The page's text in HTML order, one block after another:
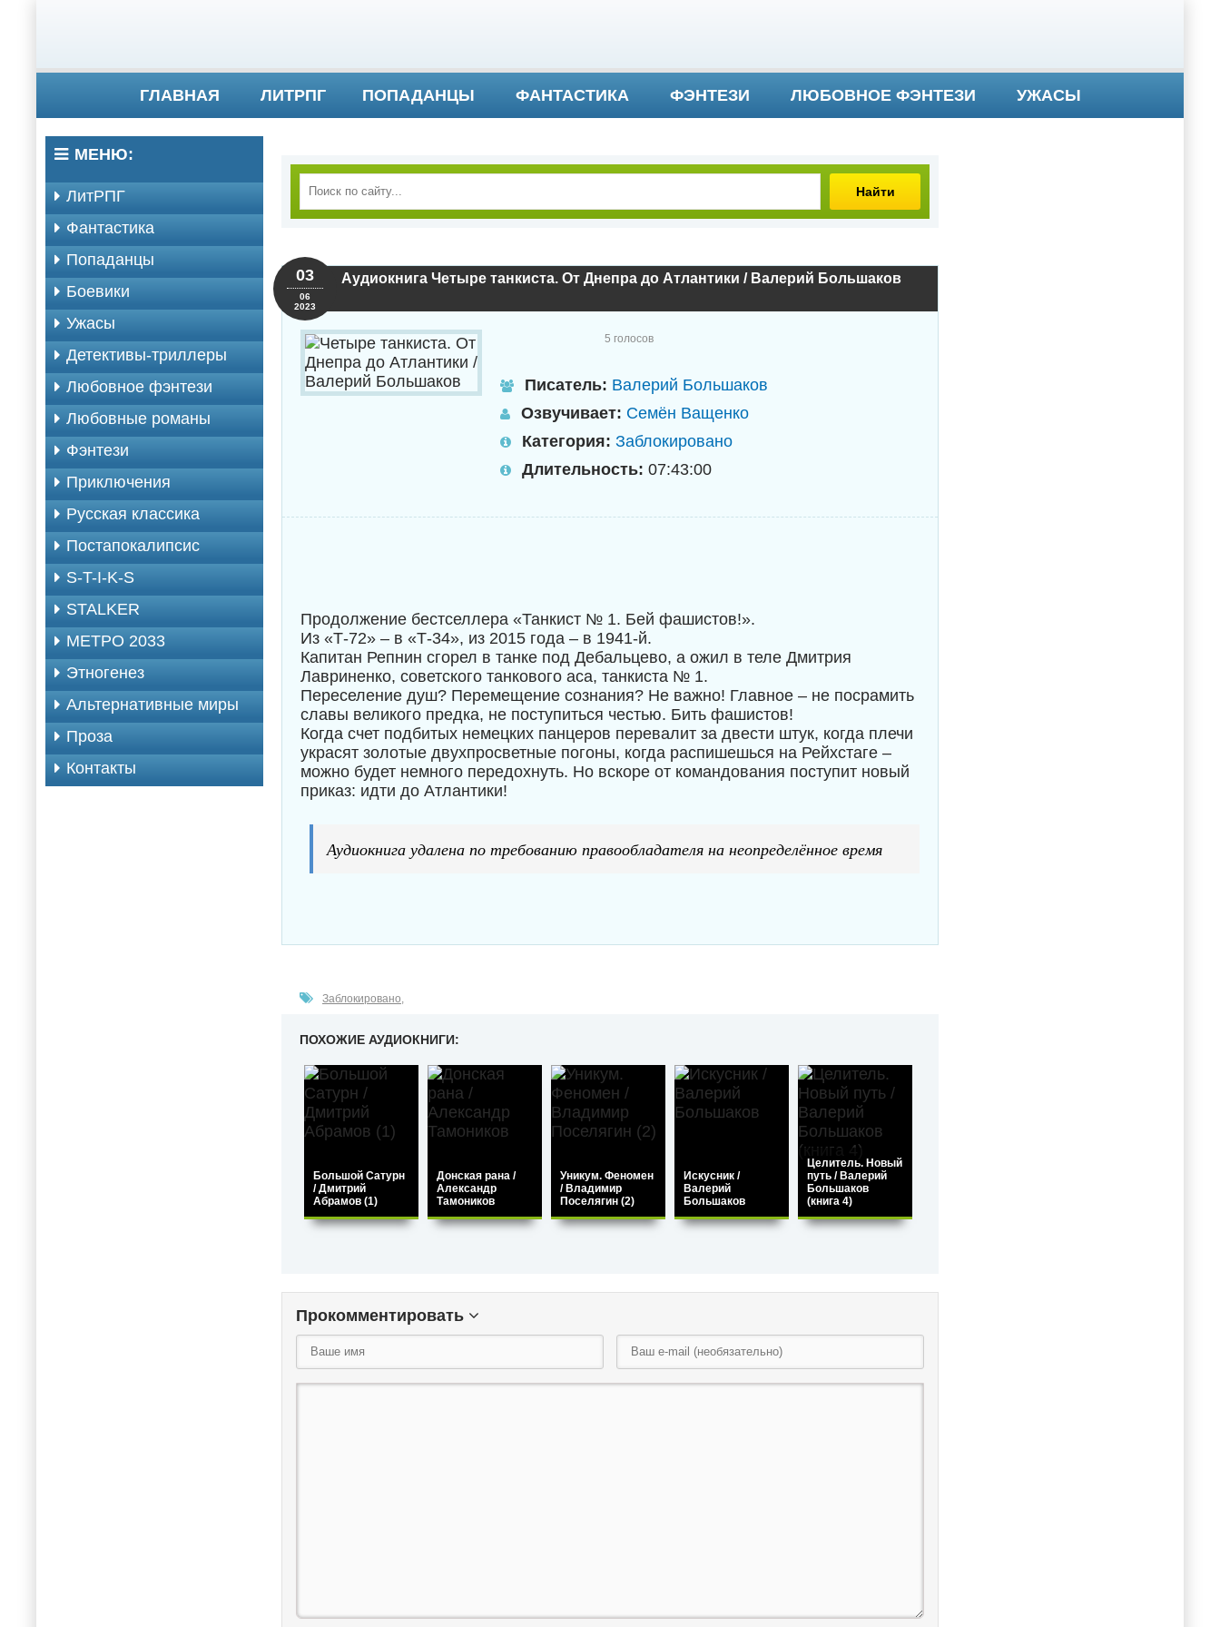
ГЛАВНАЯ ЛИТРПГ ПОПАДАНЦЫ ФАНТАСТИКА ФЭНТЕЗИ ЛЮБОВНОЕ ФЭНТЕЗИ УЖАСЫ
Найти
Аудиокнига Четыре танкиста. От Днепра до Атлантики / Валерий Большаков
03
06
2023
5 голосов
Писатель: Валерий Большаков
Озвучивает: Семён Ващенко
Категория: Заблокировано
Длительность: 07:43:00
Продолжение бестселлера «Танкист № 1. Бей фашистов!».
Из «Т-72» – в «Т-34», из 2015 года – в 1941-й.
Капитан Репнин сгорел в танке под Дебальцево, а ожил в теле Дмитрия
Лавриненко, советского танкового аса, танкиста № 1.
Переселение душ? Перемещение сознания? Не важно! Главное – не посрамить
славы великого предка, не поступиться честью. Бить фашистов!
Когда счет подбитых немецких панцеров перевалит за двести штук, когда плечи
украсят золотые двухпросветные погоны, когда распишешься на Рейхстаге –
можно будет немного передохнуть. Но вскоре от командования поступит новый
приказ: идти до Атлантики!
Аудиокнига удалена по требованию правообладателя на неопределённое время
Заблокировано,
ПОХОЖИЕ АУДИОКНИГИ:
Большой Сатурн
/ Дмитрий
Абрамов (1)
Донская рана /
Александр
Тамоников
Уникум. Феномен
/ Владимир
Поселягин (2)
Искусник /
Валерий
Большаков
Целитель. Новый
путь / Валерий
Большаков
(книга 4)
Прокомментировать
МЕНЮ:
ЛитРПГ
Фантастика
Попаданцы
Боевики
Ужасы
Детективы-триллеры
Любовное фэнтези
Любовные романы
Фэнтези
Приключения
Русская классика
Постапокалипсис
S-T-I-K-S
STALKER
МЕТРО 2033
Этногенез
Альтернативные миры
Проза
Контакты